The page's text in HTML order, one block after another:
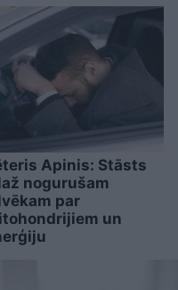
Apinis: Stāsts
nogurušam
par
un